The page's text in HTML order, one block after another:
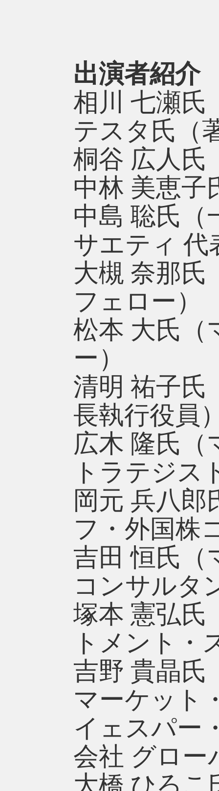
出演者紹介
相川 七瀬氏
テスタ氏（
桐谷 広人氏
中林 美恵子
中島 聡氏（
サエティ 代
大槻 奈那氏
フェロー）
松本 大氏（
ー）
清明 祐子氏
長執行役員
広木 隆氏（
トラテジス
岡元 兵八
フ・外国株
吉田 恒氏（
コンサルタ
塚本 憲弘氏
トメント・
吉野 貴晶氏
マーケット
イェスパー
会社 グロー
大橋 ひろこ